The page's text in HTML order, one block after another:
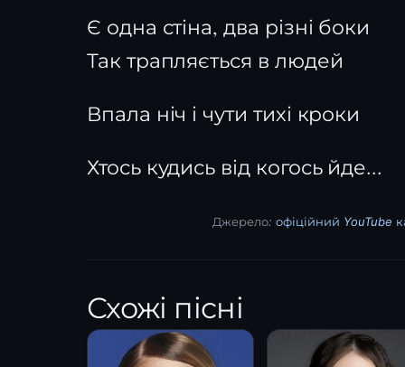
Є одна стіна, два різні боки
Так трапляється в людей
Впала ніч і чути тихі кроки
Хтось кудись від когось йде...
Джерело: офіційний YouTube
Схожі пісні